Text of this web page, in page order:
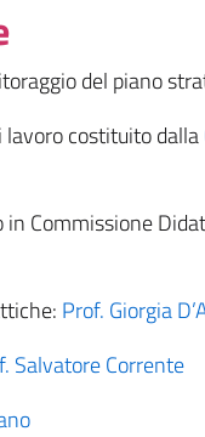
del piano
lavoro costituito dalla
Commissione
Prof. Giorgia
Salvatore Corrente